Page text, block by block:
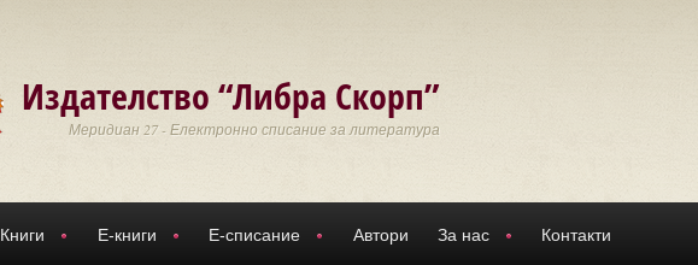
Издателство “Либра Скорп”
Меридиан 27 - Електронно списание за литература
Книги Е-книги Е-списание Автори За нас Контакти